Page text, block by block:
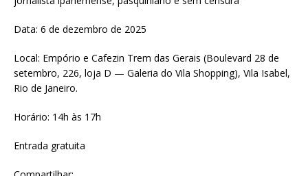
Data: 6 de dezembro de 2025
Local: Empório e Cafezin Trem das Gerais (Boulevard 28 de
setembro, 226, loja D — Galeria do Vila Shopping), Vila Isabel,
Rio de Janeiro.
Horário: 14h às 17h
Entrada gratuita